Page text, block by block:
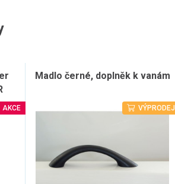
AKCE
Madlo černé, doplněk k vanám
VÝPRODEJ